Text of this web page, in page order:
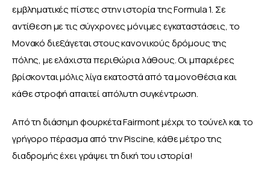
εμβληματικές πίστες στην ιστορία της Formula 1. Σε
αντίθεση με τις σύγχρονες μόνιμες εγκαταστάσεις, το
Μονακό διεξάγεται στους κανονικούς δρόμους της
πόλης, με ελάχιστα περιθώρια λάθους. Οι μπαριέρες
βρίσκονται μόλις λίγα εκατοστά από τα μονοθέσια και
κάθε στροφή απαιτεί απόλυτη συγκέντρωση.
Από τη διάσημη φουρκέτα Fairmont μέχρι το τούνελ και το
γρήγορο πέρασμα από την Piscine, κάθε μέτρο της
διαδρομής έχει γράψει τη δική του ιστορία!